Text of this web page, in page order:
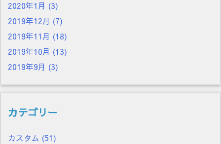
2020年1月 (3)
2019年12月 (7)
2019年11月 (18)
2019年10月 (13)
2019年9月 (3)
カテゴリー
カスタム (51)